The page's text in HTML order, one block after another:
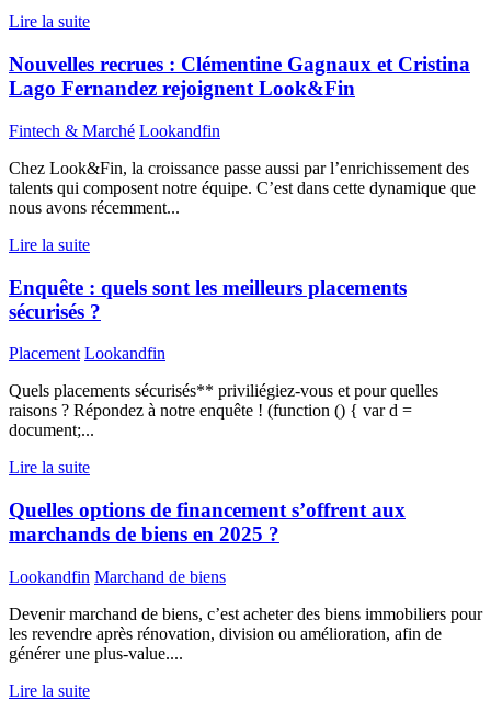
Lire la suite
Nouvelles recrues : Clémentine Gagnaux et Cristina
Lago Fernandez rejoignent Look&Fin
Fintech & Marché Lookandfin
Chez Look&Fin, la croissance passe aussi par l’enrichissement des
talents qui composent notre équipe. C’est dans cette dynamique que
nous avons récemment...
Lire la suite
Enquête : quels sont les meilleurs placements
sécurisés ?
Placement Lookandfin
Quels placements sécurisés** priviliégiez-vous et pour quelles
raisons ? Répondez à notre enquête ! (function () { var d =
document;...
Lire la suite
Quelles options de financement s’offrent aux
marchands de biens en 2025 ?
Lookandfin Marchand de biens
Devenir marchand de biens, c’est acheter des biens immobiliers pour
les revendre après rénovation, division ou amélioration, afin de
générer une plus-value....
Lire la suite